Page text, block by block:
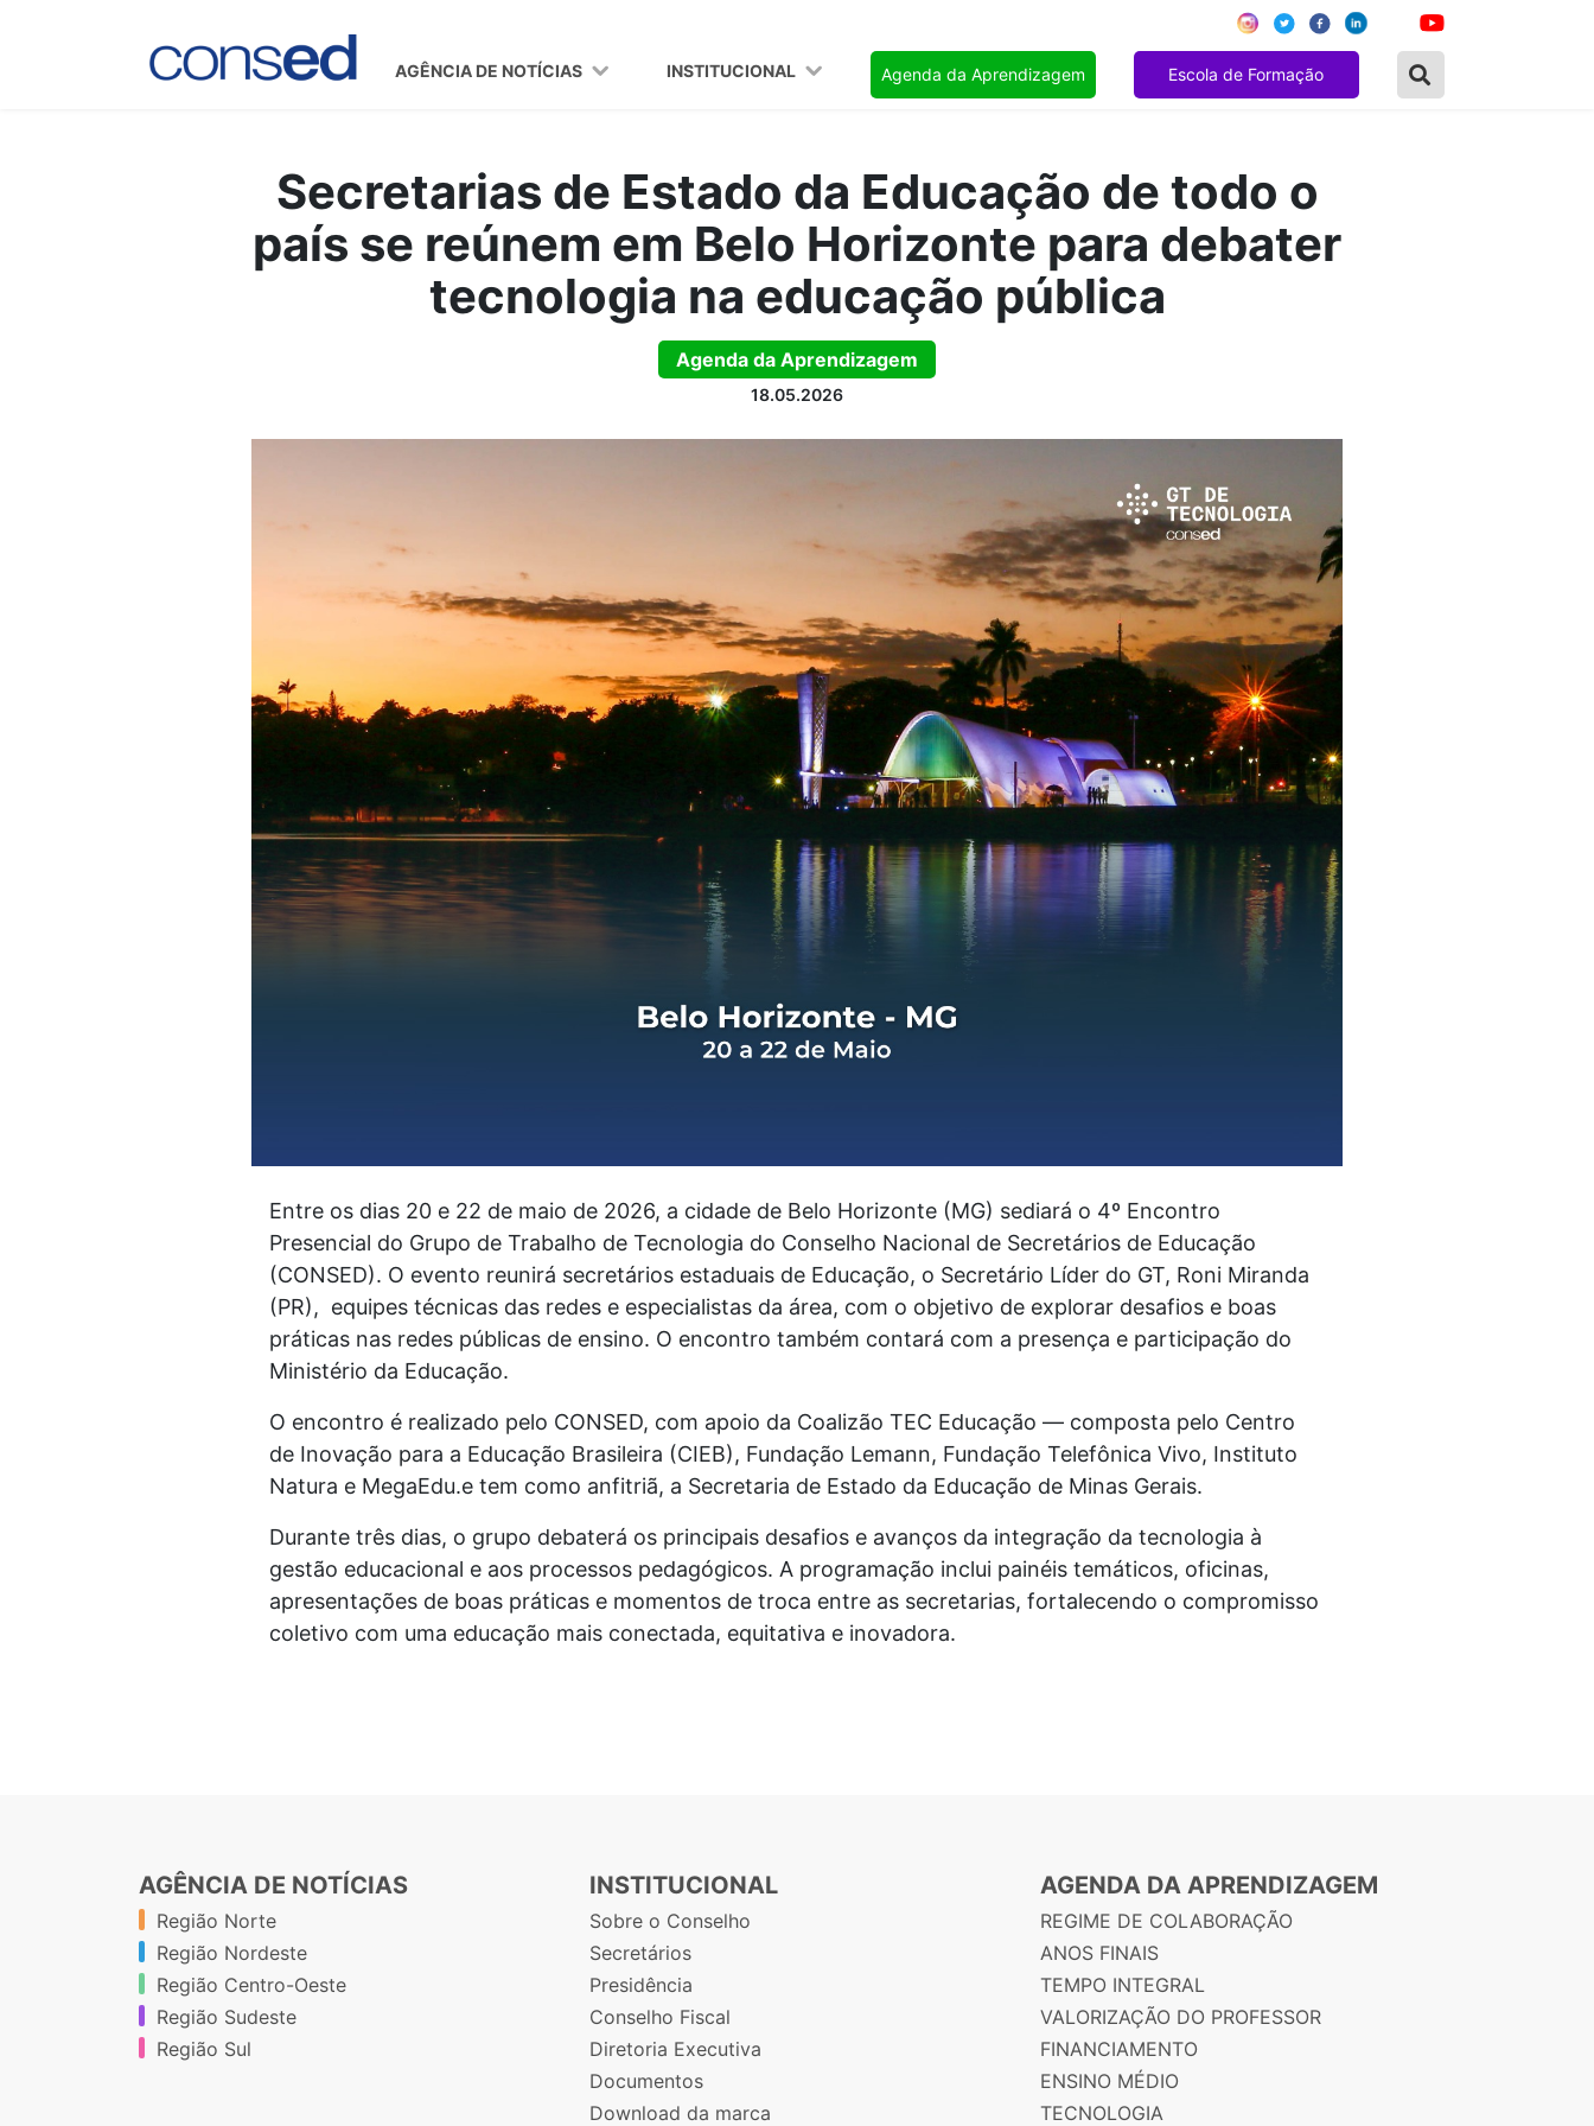
AGÊNCIA DE NOTÍCIAS INSTITUCIONAL Agenda da Aprendizagem Escola de Formação
Secretarias de Estado da Educação de todo o
país se reúnem em Belo Horizonte para debater
tecnologia na educação pública
Agenda da Aprendizagem
18.05.2026
Entre os dias 20 e 22 de maio de 2026, a cidade de Belo Horizonte (MG) sediará o 4º Encontro
Presencial do Grupo de Trabalho de Tecnologia do Conselho Nacional de Secretários de Educação
(CONSED). O evento reunirá secretários estaduais de Educação, o Secretário Líder do GT, Roni Miranda
(PR), equipes técnicas das redes e especialistas da área, com o objetivo de explorar desafios e boas
práticas nas redes públicas de ensino. O encontro também contará com a presença e participação do
Ministério da Educação.
O encontro é realizado pelo CONSED, com apoio da Coalizão TEC Educação — composta pelo Centro
de Inovação para a Educação Brasileira (CIEB), Fundação Lemann, Fundação Telefônica Vivo, Instituto
Natura e MegaEdu.e tem como anfitriã, a Secretaria de Estado da Educação de Minas Gerais.
Durante três dias, o grupo debaterá os principais desafios e avanços da integração da tecnologia à
gestão educacional e aos processos pedagógicos. A programação inclui painéis temáticos, oficinas,
apresentações de boas práticas e momentos de troca entre as secretarias, fortalecendo o compromisso
coletivo com uma educação mais conectada, equitativa e inovadora.
AGÊNCIA DE NOTÍCIAS
Região Norte
Região Nordeste
Região Centro-Oeste
Região Sudeste
Região Sul
INSTITUCIONAL
Sobre o Conselho
Secretários
Presidência
Conselho Fiscal
Diretoria Executiva
Documentos
Download da marca
AGENDA DA APRENDIZAGEM
REGIME DE COLABORAÇÃO
ANOS FINAIS
TEMPO INTEGRAL
VALORIZAÇÃO DO PROFESSOR
FINANCIAMENTO
ENSINO MÉDIO
TECNOLOGIA